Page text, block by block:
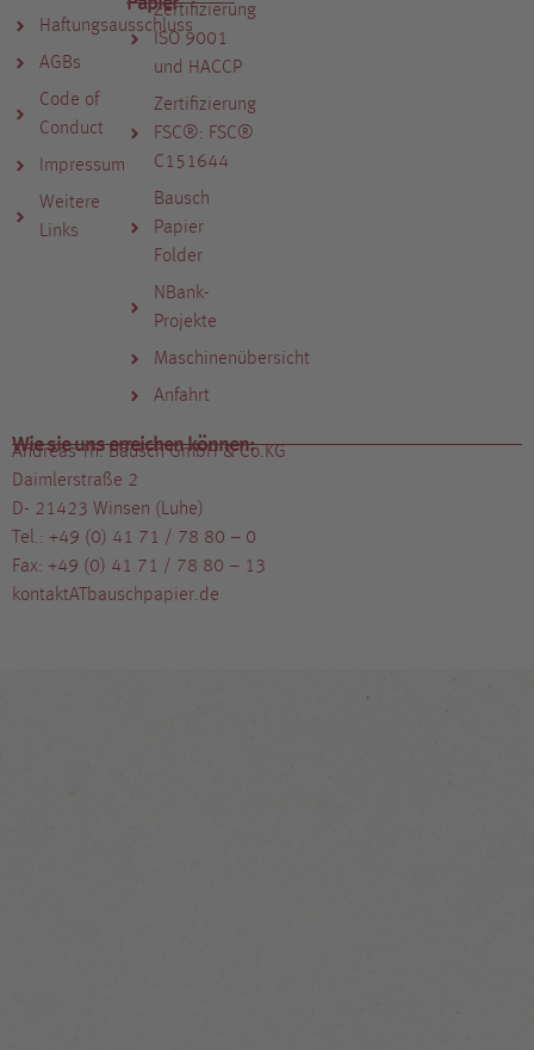
Haftungsausschluss
AGBs
Code of
Conduct
Impressum
Weitere
Links
Zertifizierung
ISO 9001
und HACCP
Zertifizierung
FSC®: FSC®
C151644
Bausch
Papier
Folder
NBank-
Projekte
Maschinenübersicht
Anfahrt
Wie sie uns erreichen können:
Andreas Th. Bausch GmbH & Co.KG
Daimlerstraße 2
D- 21423 Winsen (Luhe)
Tel.: +49 (0) 41 71 / 78 80 – 0
Fax: +49 (0) 41 71 / 78 80 – 13
kontaktATbauschpapier.de